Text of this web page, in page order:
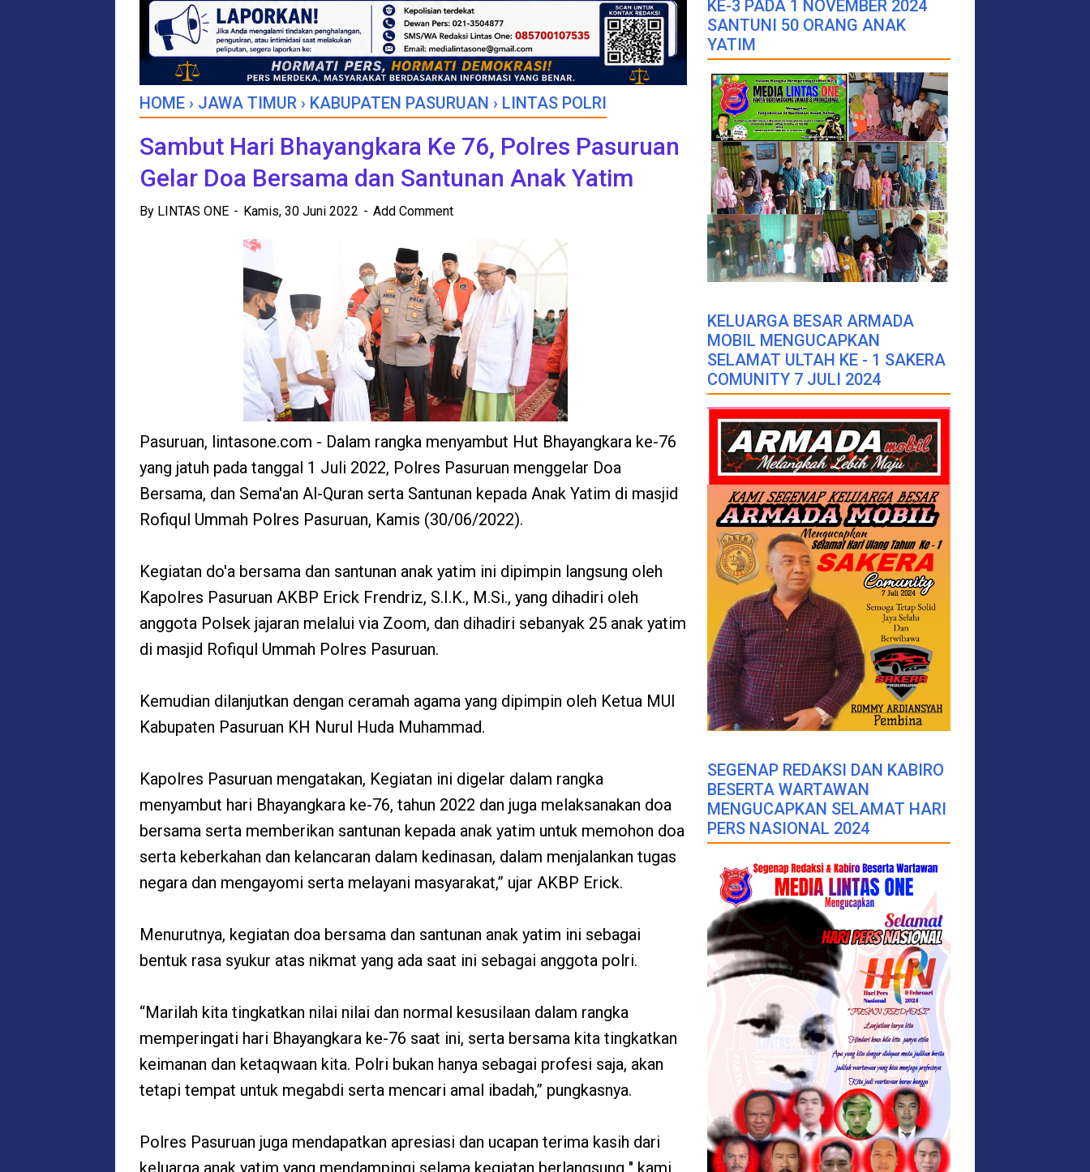
HOME › JAWA TIMUR › KABUPATEN PASURUAN › LINTAS POLRI
Sambut Hari Bhayangkara Ke 76, Polres Pasuruan
Gelar Doa Bersama dan Santunan Anak Yatim
By LINTAS ONE Kamis, 30 Juni 2022 Add Comment
Pasuruan, lintasone.com - Dalam rangka menyambut Hut Bhayangkara ke-76
yang jatuh pada tanggal 1 Juli 2022, Polres Pasuruan menggelar Doa
Bersama, dan Sema'an Al-Quran serta Santunan kepada Anak Yatim di masjid
Rofiqul Ummah Polres Pasuruan, Kamis (30/06/2022).
Kegiatan do'a bersama dan santunan anak yatim ini dipimpin langsung oleh
Kapolres Pasuruan AKBP Erick Frendriz, S.I.K., M.Si., yang dihadiri oleh
anggota Polsek jajaran melalui via Zoom, dan dihadiri sebanyak 25 anak yatim
di masjid Rofiqul Ummah Polres Pasuruan.
Kemudian dilanjutkan dengan ceramah agama yang dipimpin oleh Ketua MUI
Kabupaten Pasuruan KH Nurul Huda Muhammad.
Kapolres Pasuruan mengatakan, Kegiatan ini digelar dalam rangka
menyambut hari Bhayangkara ke-76, tahun 2022 dan juga melaksanakan doa
bersama serta memberikan santunan kepada anak yatim untuk memohon doa
serta keberkahan dan kelancaran dalam kedinasan, dalam menjalankan tugas
negara dan mengayomi serta melayani masyarakat,” ujar AKBP Erick.
Menurutnya, kegiatan doa bersama dan santunan anak yatim ini sebagai
bentuk rasa syukur atas nikmat yang ada saat ini sebagai anggota polri.
“Marilah kita tingkatkan nilai nilai dan normal kesusilaan dalam rangka
memperingati hari Bhayangkara ke-76 saat ini, serta bersama kita tingkatkan
keimanan dan ketaqwaan kita. Polri bukan hanya sebagai profesi saja, akan
tetapi tempat untuk megabdi serta mencari amal ibadah,” pungkasnya.
Polres Pasuruan juga mendapatkan apresiasi dan ucapan terima kasih dari
KE-3 PADA 1 NOVEMBER 2024
SANTUNI 50 ORANG ANAK
YATIM
KELUARGA BESAR ARMADA
MOBIL MENGUCAPKAN
SELAMAT ULTAH KE - 1 SAKERA
COMUNITY 7 JULI 2024
SEGENAP REDAKSI DAN KABIRO
BESERTA WARTAWAN
MENGUCAPKAN SELAMAT HARI
PERS NASIONAL 2024